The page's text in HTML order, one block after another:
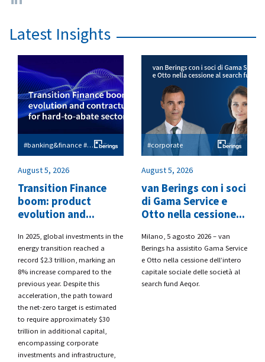
Latest Insights
#banking&finance #esg
August 5, 2026
Transition Finance
boom: product
evolution and...
​In 2025, global investments in the
energy transition reached a
record $2.3 trillion, marking an
8% increase compared to the
previous year. Despite this
acceleration, the path toward
the net-zero target is estimated
to require approximately $30
trillion in additional capital,
encompassing corporate
investments and infrastructure,
#corporate
August 5, 2026
van Berings con i soci
di Gama Service e
Otto nella cessione...
​Milano, 5 agosto 2026 – van
Berings ha assistito Gama Service
e Otto nella cessione dell’intero
capitale sociale delle società al
search fund Aeqor.